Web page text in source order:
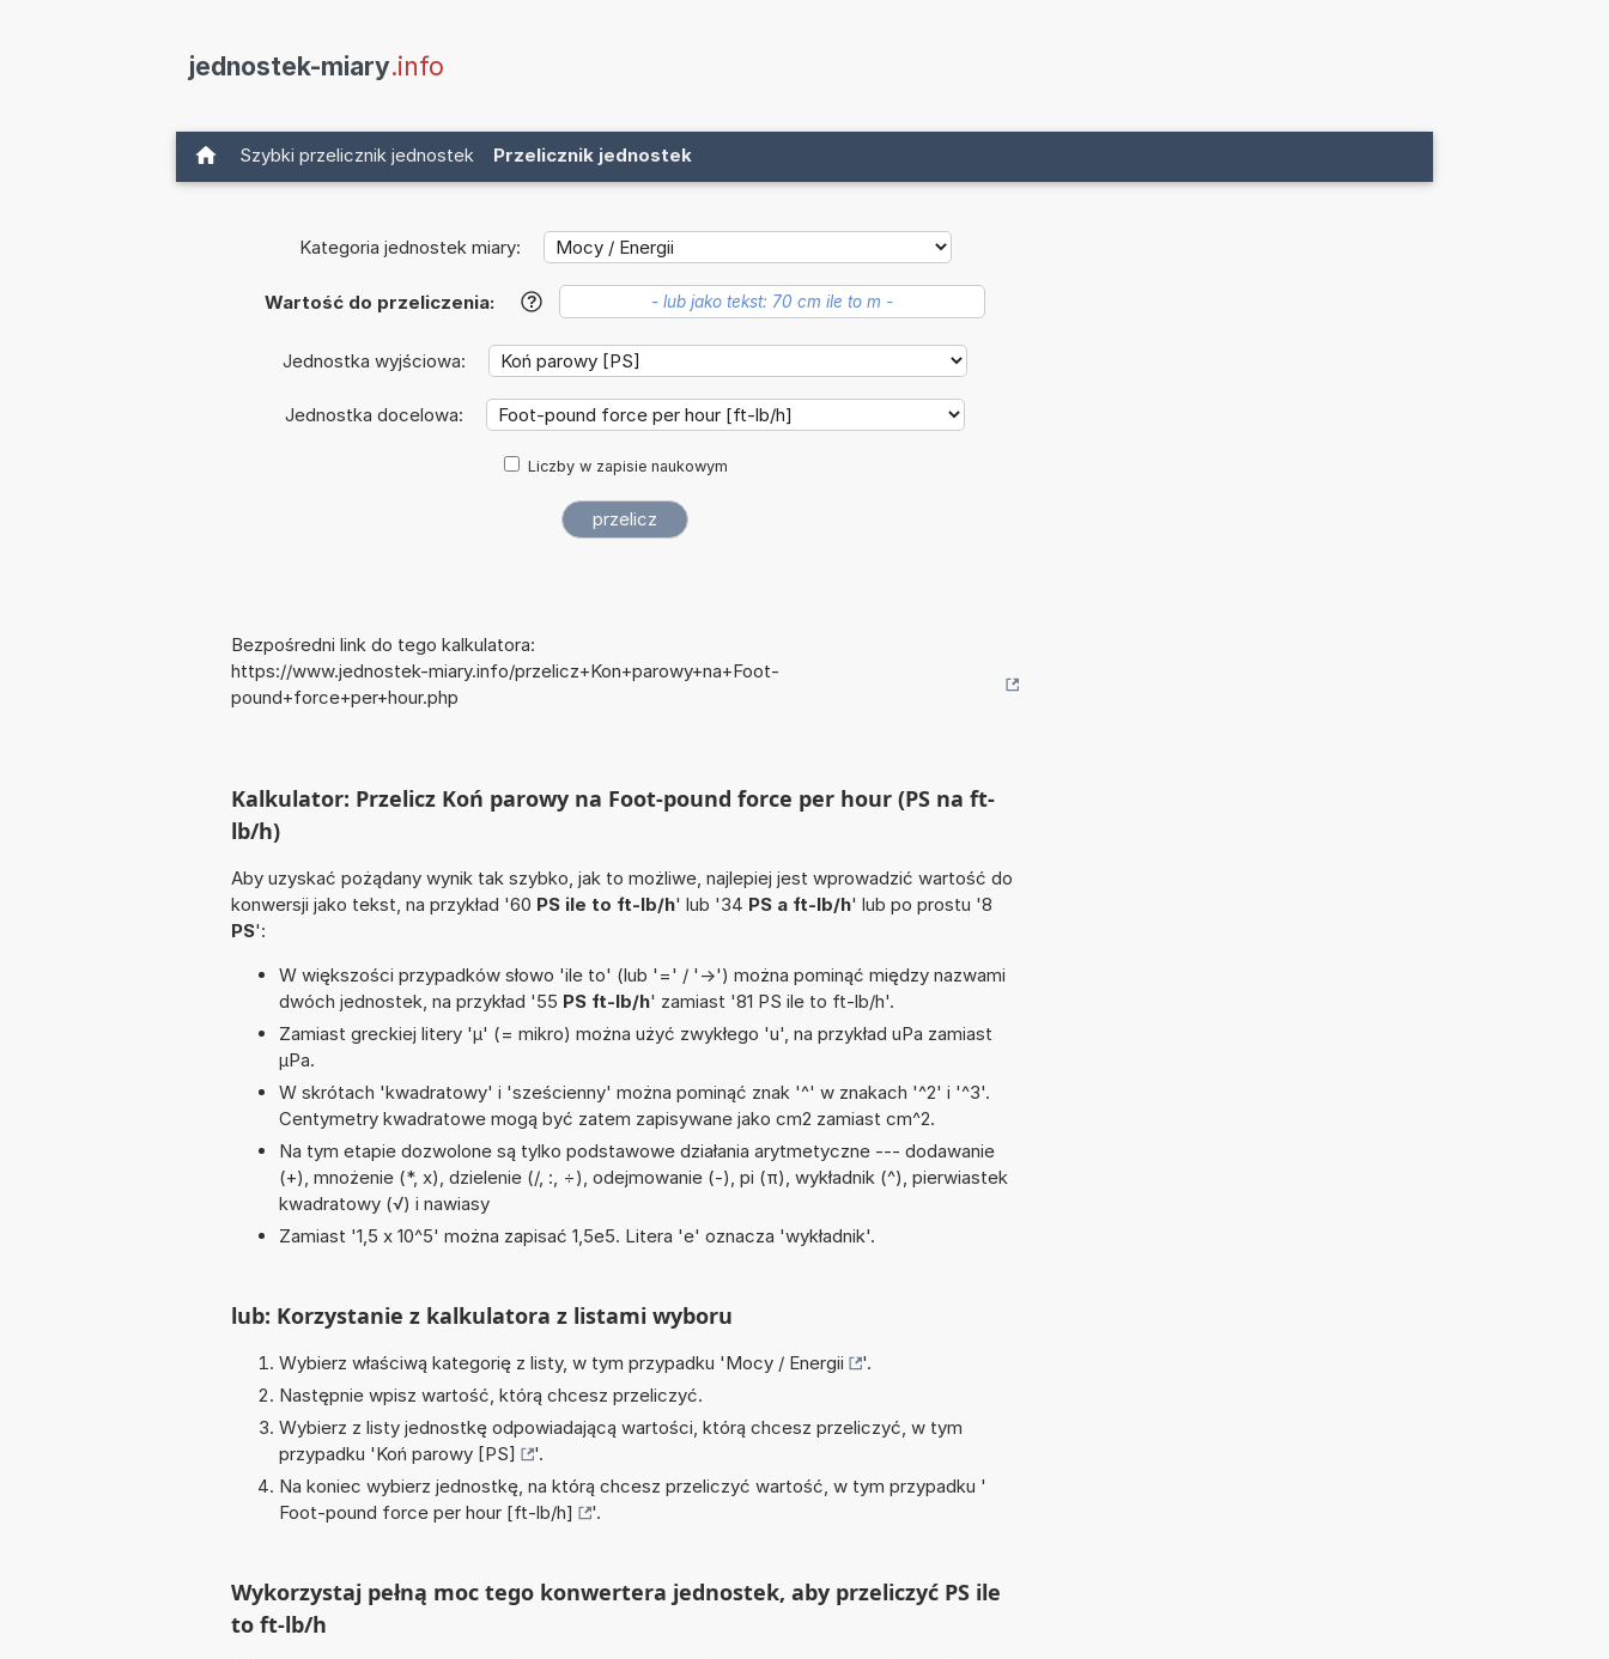
jednostek-miary.info
Szybki przelicznik jednostek Przelicznik jednostek
Kategoria jednostek miary:
Wartość do przeliczenia: ?
Jednostka wyjściowa:
Jednostka docelowa:
Liczby w zapisie naukowym
Bezpośredni link do tego kalkulatora:
https://www.jednostek-miary.info/przelicz+Kon+parowy+na+Foot-
pound+force+per+hour.php
Kalkulator: Przelicz Koń parowy na Foot-pound force per hour (PS na ft-
lb/h)
Aby uzyskać pożądany wynik tak szybko, jak to możliwe, najlepiej jest wprowadzić wartość do
konwersji jako tekst, na przykład '60 PS ile to ft-lb/h' lub '34 PS a ft-lb/h' lub po prostu '8
PS':
W większości przypadków słowo 'ile to' (lub '=' / '->') można pominąć między nazwami
dwóch jednostek, na przykład '55 PS ft-lb/h' zamiast '81 PS ile to ft-lb/h'.
Zamiast greckiej litery 'µ' (= mikro) można użyć zwykłego 'u', na przykład uPa zamiast
µPa.
W skrótach 'kwadratowy' i 'sześcienny' można pominąć znak '^' w znakach '^2' i '^3'.
Centymetry kwadratowe mogą być zatem zapisywane jako cm2 zamiast cm^2.
Na tym etapie dozwolone są tylko podstawowe działania arytmetyczne --- dodawanie
(+), mnożenie (*, x), dzielenie (/, :, ÷), odejmowanie (-), pi (π), wykładnik (^), pierwiastek
kwadratowy (√) i nawiasy
Zamiast '1,5 x 10^5' można zapisać 1,5e5. Litera 'e' oznacza 'wykładnik'.
lub: Korzystanie z kalkulatora z listami wyboru
Wybierz właściwą kategorię z listy, w tym przypadku 'Mocy / Energii
'.
Następnie wpisz wartość, którą chcesz przeliczyć.
Wybierz z listy jednostkę odpowiadającą wartości, którą chcesz przeliczyć, w tym
przypadku 'Koń parowy [PS]
'.
Na koniec wybierz jednostkę, na którą chcesz przeliczyć wartość, w tym przypadku '
Foot-pound force per hour [ft-lb/h]
'.
Wykorzystaj pełną moc tego konwertera jednostek, aby przeliczyć PS ile
to ft-lb/h